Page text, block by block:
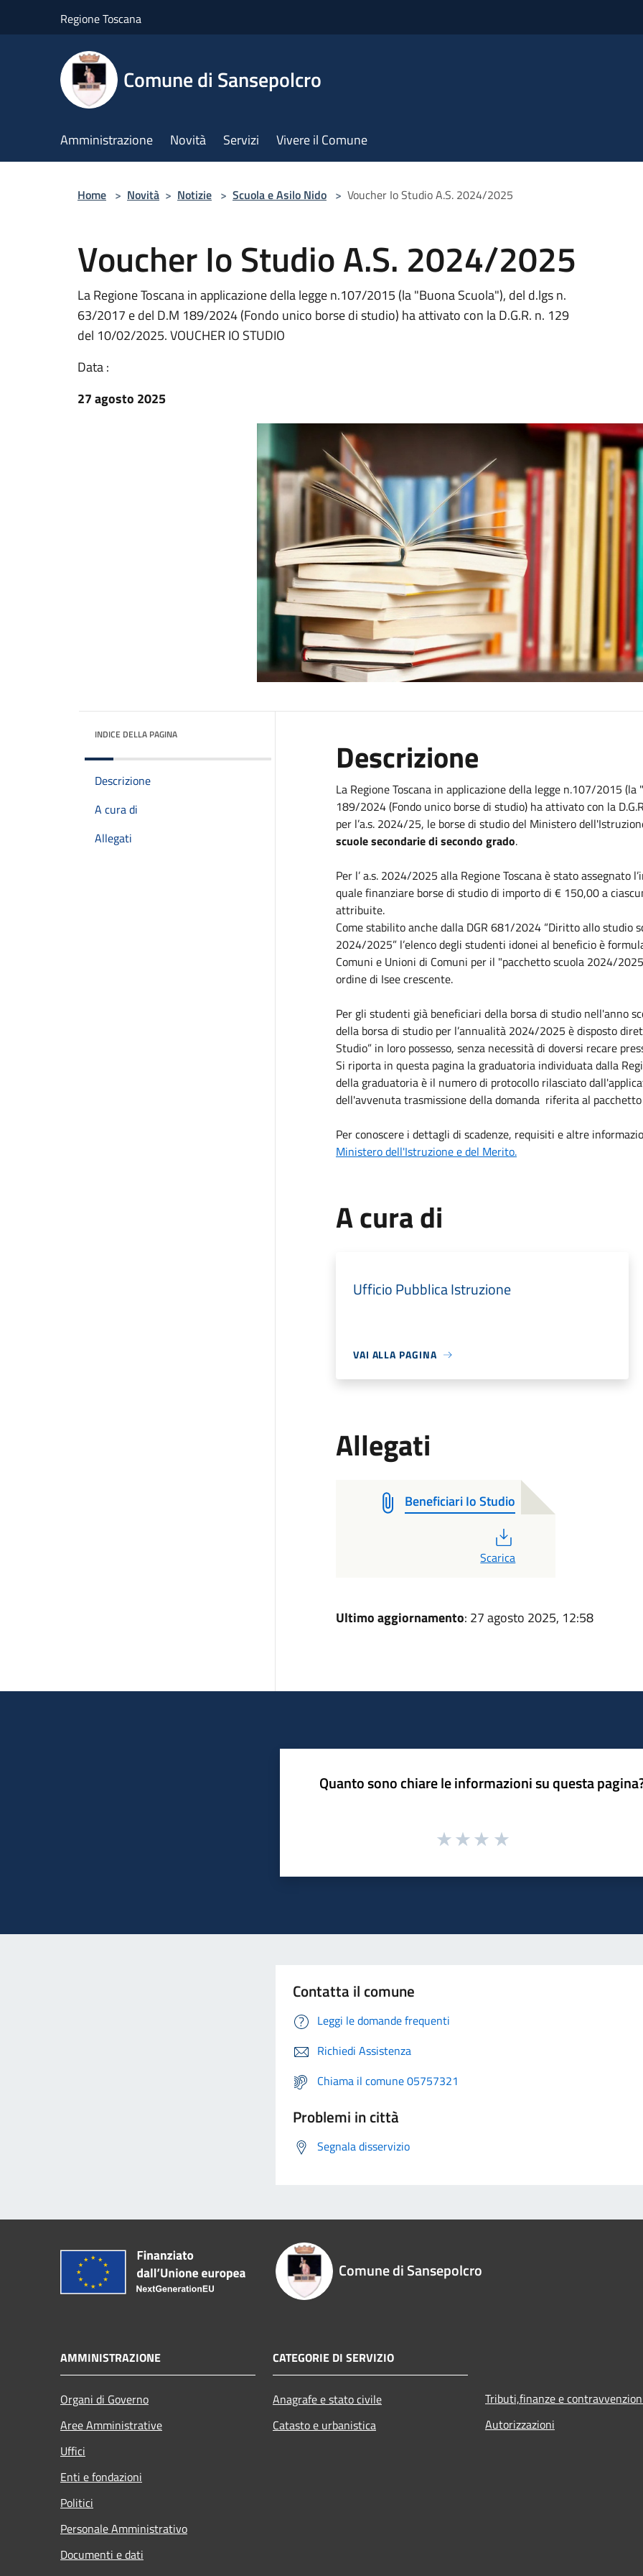
Regione Toscana
Comune di Sansepolcro
Amministrazione Novità Servizi Vivere il Comune
Home > Novità > Notizie > Scuola e Asilo Nido > Voucher Io Studio A.S. 2024/2025
Voucher Io Studio A.S. 2024/2025
La Regione Toscana in applicazione della legge n.107/2015 (la "Buona Scuola"), del d.lgs n.
63/2017 e del D.M 189/2024 (Fondo unico borse di studio) ha attivato con la D.G.R. n. 129
del 10/02/2025. VOUCHER IO STUDIO
Data :
27 agosto 2025
INDICE DELLA PAGINA
Descrizione
A cura di
Allegati
Descrizione
La Regione Toscana in applicazione della legge n.107/2015
189/2024 (Fondo unico borse di studio) ha attivato con la
per l’a.s. 2024/25, le borse di studio del Ministero
scuole secondarie di secondo grado.
Per l’ a.s. 2024/2025 alla Regione Toscana è stato assegnato
quale finanziare borse di studio di importo di € 150,00 a
attribuite.
Come stabilito anche dalla DGR 681/2024 “Diritto allo studio
2024/2025” l’elenco degli studenti idonei al beneficio è
Comuni e Unioni di Comuni per il "pacchetto scuola 2024/
ordine di Isee crescente.
Per gli studenti già beneficiari della borsa di studio nell'anno
della borsa di studio per l’annualità 2024/2025 è disposto
Studio” in loro possesso, senza necessità di doversi recare
Si riporta in questa pagina la graduatoria individuata dalla
della graduatoria è il numero di protocollo rilasciato
dell'avvenuta trasmissione della domanda riferita al
Per conoscere i dettagli di scadenze, requisiti e altre
Ministero dell'Istruzione e del Merito.
A cura di
Ufficio Pubblica Istruzione
VAI ALLA PAGINA
Allegati
Beneficiari Io Studio
Scarica
Ultimo aggiornamento: 27 agosto 2025, 12:58
Quanto sono chiare le informazioni su questa
Contatta il comune
Leggi le domande frequenti
Richiedi Assistenza
Chiama il comune 05757321
Problemi in città
Segnala disservizio
Comune di Sansepolcro
AMMINISTRAZIONE
Organi di Governo
Aree Amministrative
Uffici
Enti e fondazioni
Politici
Personale Amministrativo
Documenti e dati
CATEGORIE DI SERVIZIO
Anagrafe e stato civile
Catasto e urbanistica
Tributi,finanze e
Autorizzazioni